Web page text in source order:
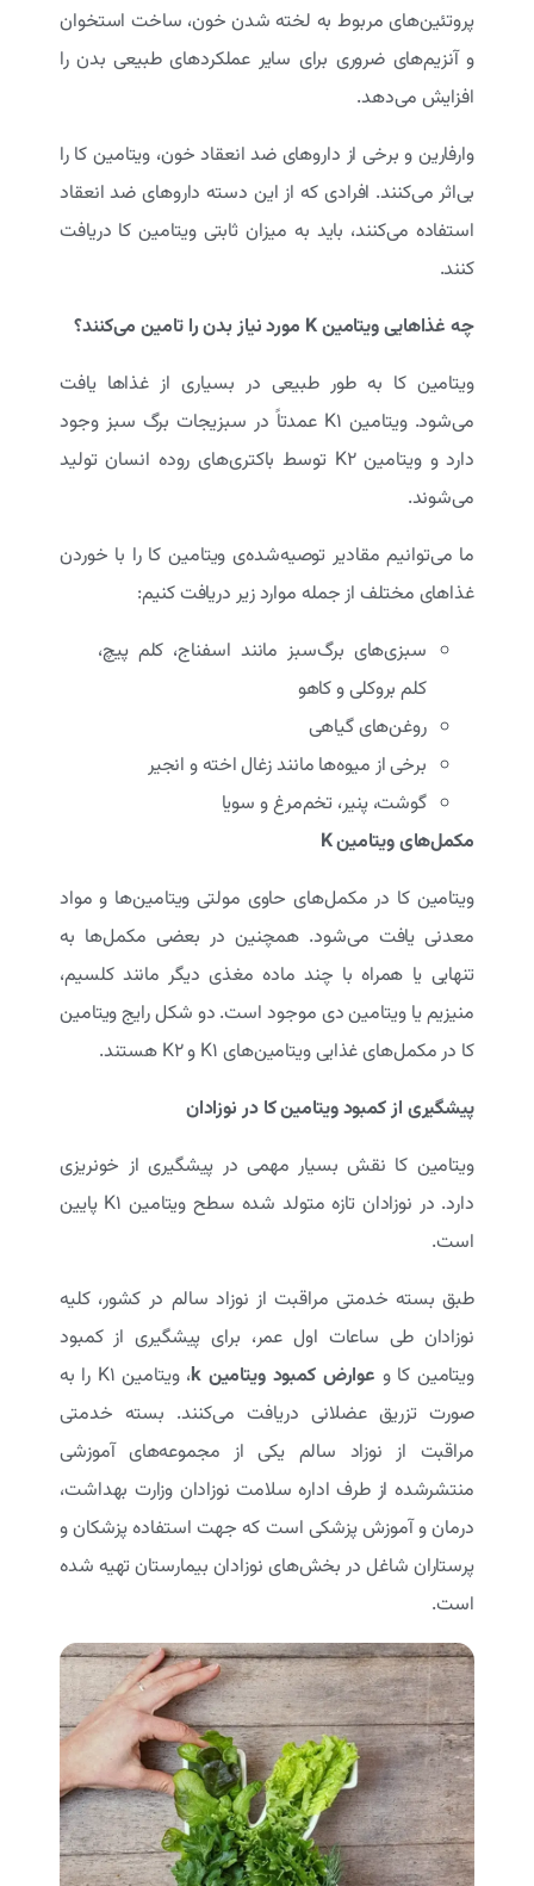
پروتئین‌های مربوط به لخته شدن خون، ساخت استخوان
و آنزیم‌های ضروری برای سایر عملکردهای طبیعی بدن را
افزایش می‌دهد.
وارفارین و برخی از داروهای ضد انعقاد خون، ویتامین کا را
بی‌اثر می‌کنند. افرادی که از این دسته داروهای ضد انعقاد
استفاده می‌کنند، باید به میزان ثابتی ویتامین کا دریافت
کنند.
چه غذاهایی ویتامینK مورد نیاز بدن را تامین می‌کنند؟
ویتامین کا به طور طبیعی در بسیاری از غذاها یافت
می‌شود. ویتامین K۱ عمدتاً در سبزیجات برگ سبز وجود
دارد و ویتامین K۲ توسط باکتری‌های روده انسان تولید
می‌شوند.
ما می‌توانیم مقادیر توصیه‌شده‌ی ویتامین کا را با خوردن
غذاهای مختلف از جمله موارد زیر دریافت کنیم:
سبزی‌های برگ‌سبز مانند اسفناج، کلم پیچ،
کلم بروکلی و کاهو
روغن‌های گیاهی
برخی از میوه‌ها مانند زغال اخته و انجیر
گوشت، پنیر، تخم‌مرغ و سویا
مکمل‌های ویتامینK
ویتامین کا در مکمل‌های حاوی مولتی ویتامین‌ها و مواد
معدنی یافت می‌شود. همچنین در بعضی مکمل‌ها به
تنهایی یا همراه با چند ماده مغذی دیگر مانند کلسیم،
منیزیم یا ویتامین دی موجود است. دو شکل رایج ویتامین
کا در مکمل‌های غذایی ویتامین‌های K۱ و K۲ هستند.
پیشگیری از کمبود ویتامین کا در نوزادان
ویتامین کا نقش بسیار مهمی در پیشگیری از خونریزی
دارد. در نوزادان تازه متولد شده سطح ویتامین K۱ پایین
است.
طبق بسته خدمتی مراقبت از نوزاد سالم در کشور، كليه
نوزادان طی ساعات اول عمر، برای پيشگيری از کمبود
ویتامین کا و عوارض کمبود ویتامین
، ويتامين K۱ را به
صورت تزریق عضلانی دریافت می‌کنند. بسته خدمتی
مراقبت از نوزاد سالم یکی از مجموعه‌های آموزشی
منتشرشده از طرف اداره سلامت نوزادان وزارت بهداشت،
درمان و آموزش پزشکی است که جهت استفاده پزشکان و
پرستاران شاغل در بخش‌های نوزادان بیمارستان تهیه شده
است.